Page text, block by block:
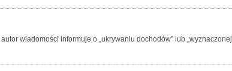
wiadomości informuje o „ukrywaniu dochodów” lub